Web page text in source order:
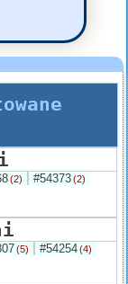
(2) #54373(2)
(5) #54254(4)